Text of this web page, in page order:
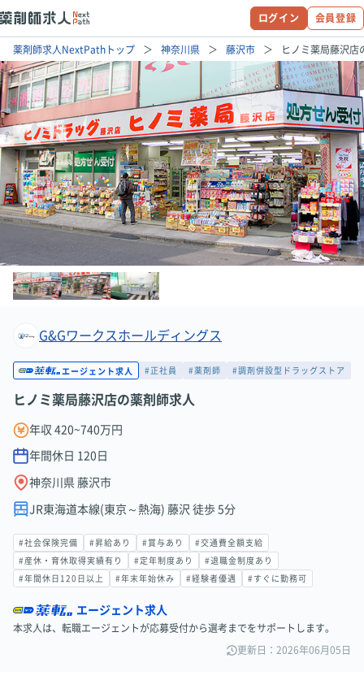
ログイン 会員登録
薬剤師求人NextPathトップ 神奈川県 藤沢市 ヒノミ薬局藤沢店
G&Gワークスホールディングス
エージェント求人 #正社員 #薬剤師 #調剤併設型ドラッグストア
ヒノミ薬局藤沢店の薬剤師求人
年収 420~740万円
年間休日 120 日
神奈川県 藤沢市
JR東海道本線(東京～熱海) 藤沢 徒歩 5分
#社会保険完備 #昇給あり #賞与あり #交通費全額支給
#産休・育休取得実績有り #定年制度あり #退職金制度あり
#年間休日120日以上 #年末年始休み #経験者優遇 #すぐに勤務可
エージェント求人
本求人は、転職エージェントが応募受付から選考までをサポートします。
更新日：2026年06月05日